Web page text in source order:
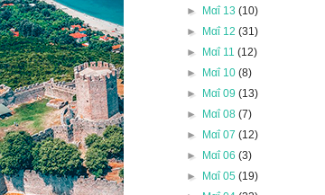
► Μαΐ 13 (10)
► Μαΐ 12 (31)
► Μαΐ 11 (12)
► Μαΐ 10 (8)
► Μαΐ 09 (13)
► Μαΐ 08 (7)
► Μαΐ 07 (12)
► Μαΐ 06 (3)
► Μαΐ 05 (19)